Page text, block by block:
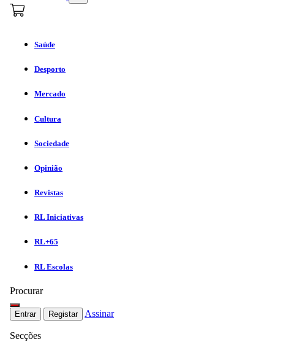
Saúde
Desporto
Mercado
Cultura
Sociedade
Opinião
Revistas
RL Iniciativas
RL+65
RL Escolas
Procurar
Entrar Registar Assinar
Secções